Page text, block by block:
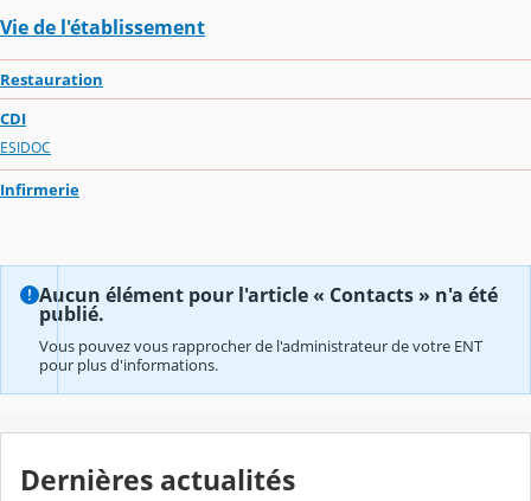
Vie de l'établissement
Restauration
CDI
ESIDOC
Infirmerie
Aucun élément pour l'article « Contacts » n'a été
publié.
Vous pouvez vous rapprocher de l'administrateur de votre ENT
pour plus d'informations.
Dernières actualités